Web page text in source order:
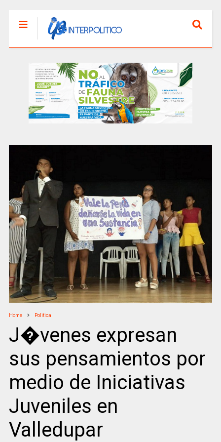
Home Politica
J�venes expresan
sus pensamientos por
medio de Iniciativas
Juveniles en
Valledupar